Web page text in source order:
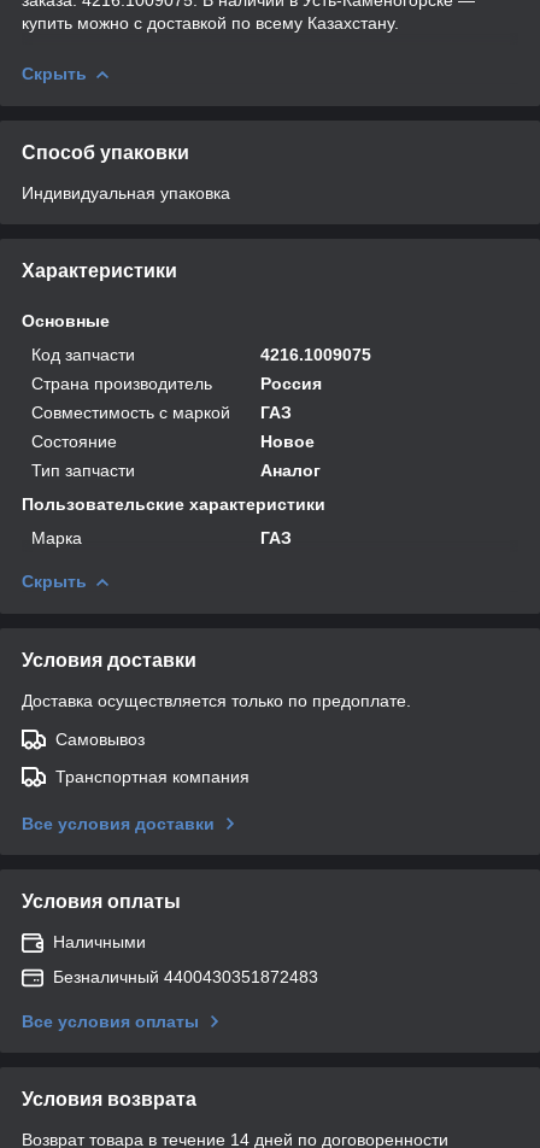
купить можно с доставкой по всему Казахстану.
Скрыть
Способ упаковки
Индивидуальная упаковка
Характеристики
Основные
Код запчасти
4216.1009075
Страна производитель
Россия
Совместимость с маркой
ГАЗ
Состояние
Новое
Тип запчасти
Аналог
Пользовательские характеристики
Марка
ГАЗ
Скрыть
Условия доставки
Доставка осуществляется только по предоплате.
Самовывоз
Транспортная компания
Все условия доставки
Условия оплаты
Наличными
Безналичный 4400430351872483
Все условия оплаты
Условия возврата
Возврат товара в течение 14 дней по договоренности